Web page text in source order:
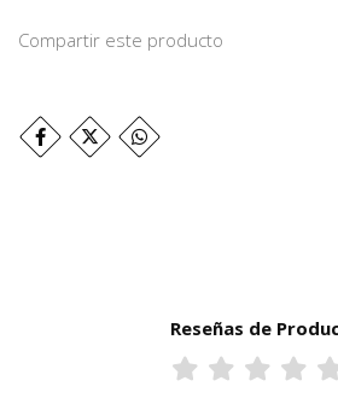
Compartir este producto
Reseñas de